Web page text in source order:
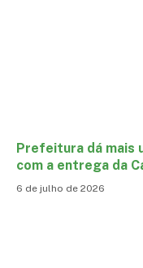
Prefeitura dá mais
com a entrega da
6 de julho de 2026